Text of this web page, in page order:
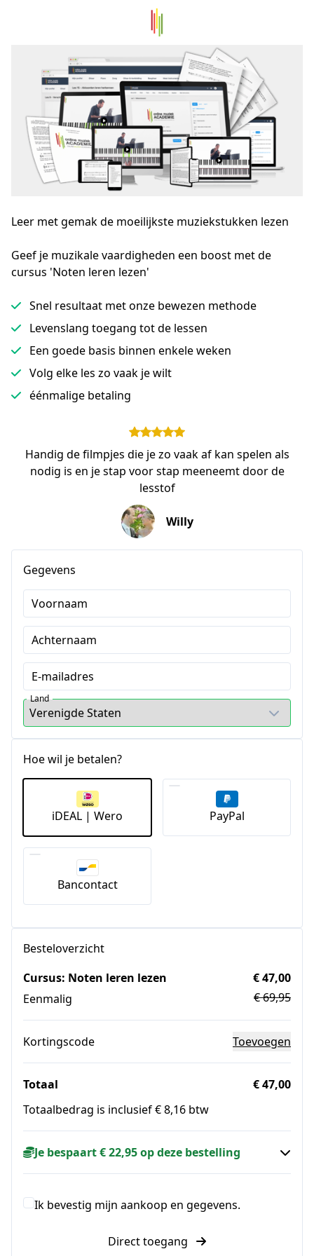
Leer met gemak de moeilijkste muziekstukken lezen
Geef je muzikale vaardigheden een boost met de
cursus 'Noten leren lezen'
Snel resultaat met onze bewezen methode
Levenslang toegang tot de lessen
Een goede basis binnen enkele weken
Volg elke les zo vaak je wilt
éénmalige betaling
Handig de filmpjes die je zo vaak af kan spelen als
nodig is en je stap voor stap meeneemt door de
lesstof
Willy
Gegevens
Voornaam
Achternaam
E-mailadres
Land
Hoe wil je betalen?
iDEAL | Wero PayPal
Bancontact
Besteloverzicht
Cursus: Noten leren lezen
Eenmalig
€ 47,00
€ 69,95
Kortingscode Toevoegen
Totaal
€ 47,00
Totaalbedrag is inclusief € 8,16 btw
Je bespaart € 22,95 op deze bestelling
Ik bevestig mijn aankoop en gegevens.
Direct toegang